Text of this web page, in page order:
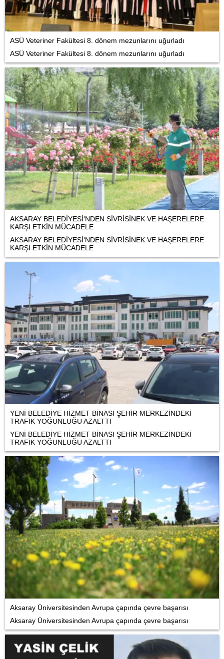
ASÜ Veteriner Fakültesi 8. dönem mezunlarını uğurladı
ASÜ Veteriner Fakültesi 8. dönem mezunlarını uğurladı
AKSARAY BELEDİYESİ'NDEN SİVRİSİNEK VE HAŞERELERE
KARŞI ETKİN MÜCADELE
AKSARAY BELEDİYESİ'NDEN SİVRİSİNEK VE HAŞERELERE
KARŞI ETKİN MÜCADELE
YENİ BELEDİYE HİZMET BİNASI ŞEHİR MERKEZİNDEKİ
TRAFİK YOĞUNLUĞU AZALTTI
YENİ BELEDİYE HİZMET BİNASI ŞEHİR MERKEZİNDEKİ
TRAFİK YOĞUNLUĞU AZALTTI
Aksaray Üniversitesinden Avrupa çapında çevre başarısı
Aksaray Üniversitesinden Avrupa çapında çevre başarısı